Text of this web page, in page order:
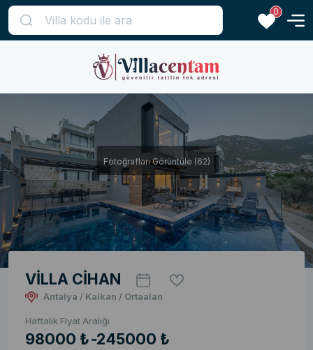
0
Fotoğrafları Görüntüle (62)
VİLLA CİHAN
Antalya / Kalkan / Ortaalan
Haftalık Fiyat Aralığı
98000 ₺-245000 ₺